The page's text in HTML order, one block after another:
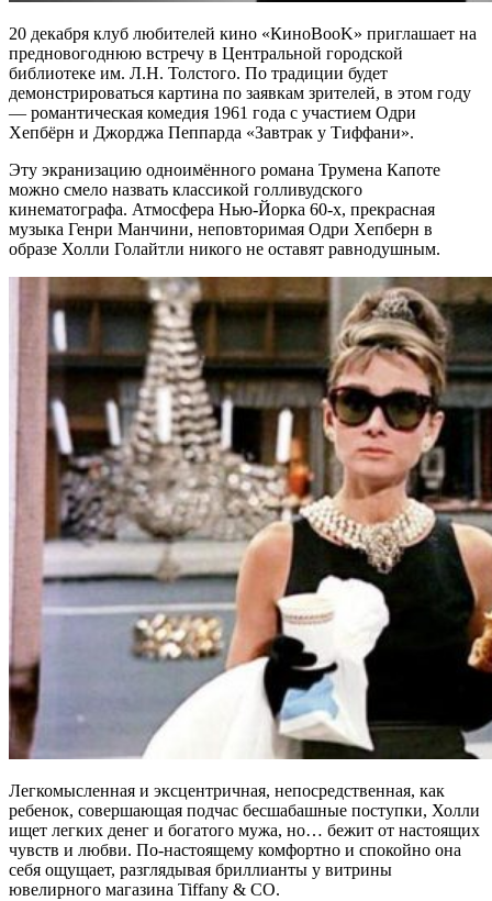
20 декабря клуб любителей кино «КиноBooK» приглашает на
предновогоднюю встречу в Центральной городской
библиотеке им. Л.Н. Толстого. По традиции будет
демонстрироваться картина по заявкам зрителей, в этом году
— романтическая комедия 1961 года с участием Одри
Хепбёрн и Джорджа Пеппарда «Завтрак у Тиффани».
Эту экранизацию одноимённого романа Трумена Капоте
можно смело назвать классикой голливудского
кинематографа. Атмосфера Нью-Йорка 60-х, прекрасная
музыка Генри Манчини, неповторимая Одри Хепберн в
образе Холли Голайтли никого не оставят равнодушным.
Легкомысленная и эксцентричная, непосредственная, как
ребенок, совершающая подчас бесшабашные поступки, Холли
ищет легких денег и богатого мужа, но… бежит от настоящих
чувств и любви. По-настоящему комфортно и спокойно она
себя ощущает, разглядывая бриллианты у витрины
ювелирного магазина Tiffany & CO.